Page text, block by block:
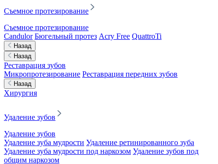
Съемное протезирование
Съемное протезирование
Candulor Бюгельный протез Acry Free QuattroTi
Назад
Назад
Реставрация зубов
Микропротезирование Реставрация передних зубов
Назад
Хирургия
Удаление зубов
Удаление зубов
Удаление зуба мудрости Удаление ретинированного зуба
Удаление зуба мудрости под наркозом Удаление зубов под
общим наркозом